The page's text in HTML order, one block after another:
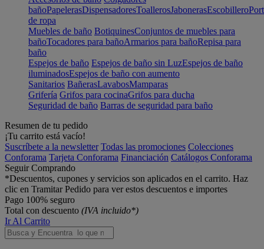
bañoPapelerasDispensadoresToallerosJabonerasEscobillero
de ropa
Muebles de baño BotiquinesConjuntos de muebles para
bañoTocadores para bañoArmarios para bañoRepisa para
baño
Espejos de baño Espejos de baño sin LuzEspejos de baño
iluminadosEspejos de baño con aumento
Sanitarios BañerasLavabosMamparas
Grifería Grifos para cocinaGrifos para ducha
Seguridad de baño Barras de seguridad para baño
Resumen de tu pedido
¡Tu carrito está vacío!
Suscríbete a la newsletter Todas las promociones Colecciones
Conforama Tarjeta Conforama Financiación Catálogos Conforama
Seguir Comprando
*Descuentos, cupones y servicios son aplicados en el carrito. Haz
clic en Tramitar Pedido para ver estos descuentos e importes
Pago 100% seguro
Total con descuento (IVA incluido*)
Ir Al Carrito